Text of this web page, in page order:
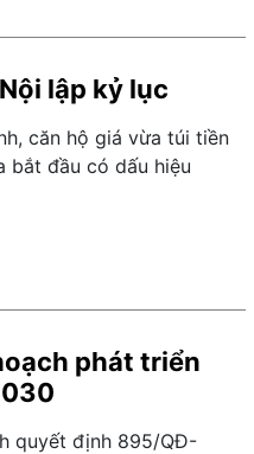
lập kỷ lục
căn hộ giá vừa túi tiền
bắt đầu có dấu hiệu
phát triển
quyết định 895/QĐ-